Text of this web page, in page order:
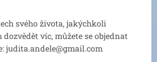
svého života, jakýchkoli
víc, můžete se objednat
judita.andele@gmail.com